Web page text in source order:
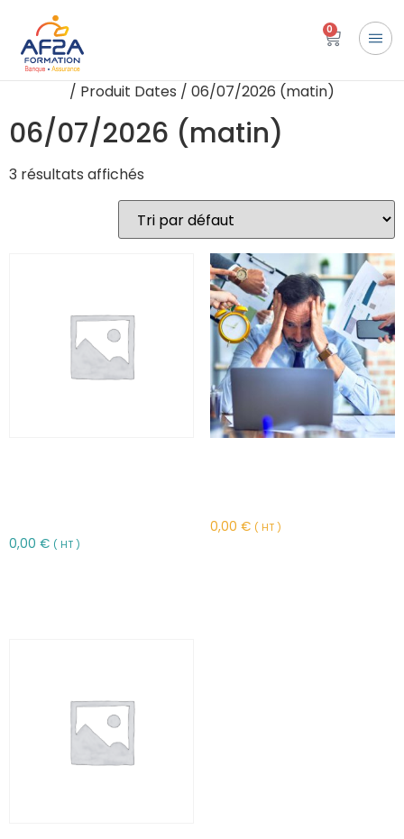
0
/ Produit Dates / 06/07/2026 (matin)
06/07/2026 (matin)
3 résultats affichés
0,00 € ( HT )
0,00 € ( HT )